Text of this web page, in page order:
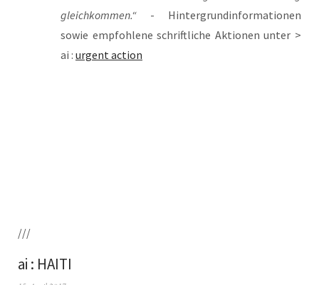
gleich­kom­men.“ - Hin­ter­grund­in­for­ma­tio­nen
sowie emp­foh­le­ne schrift­li­che Aktio­nen unter >
ai : urgent action
///
ai : HAITI